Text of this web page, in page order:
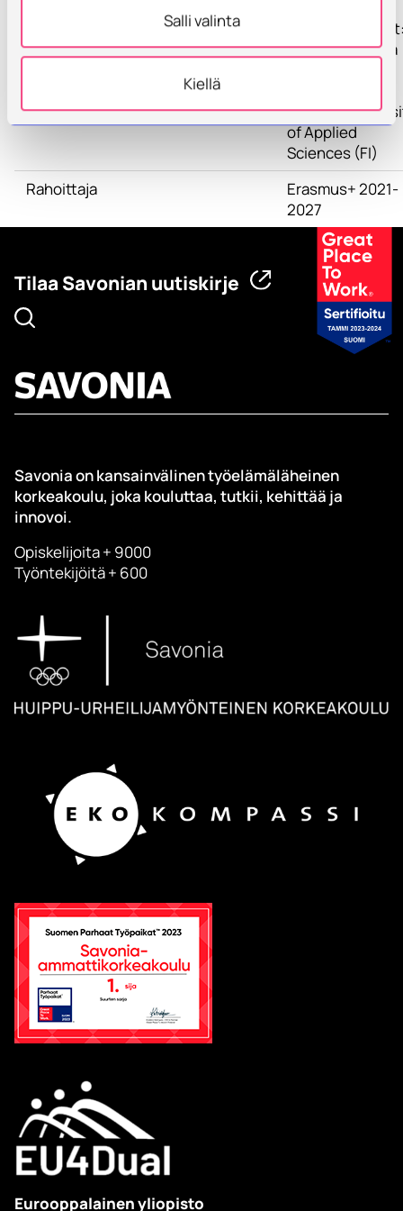
Salli valinta
Kiellä
Muut
Vilniaus Kolegija
Savonia
of Applied
Sciences (FI)
Rahoittaja
Erasmus+ 2021-
2027
Tilaa Savonian uutiskirje
Savonia on kansainvälinen työelämäläheinen
korkeakoulu, joka kouluttaa, tutkii, kehittää ja
innovoi.
Opiskelijoita + 9000
Työntekijöitä + 600
Eurooppalainen yliopisto